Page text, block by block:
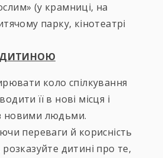
(у крамниці, на
парку, кінотеатрі
ДИТИНОЮ
коло спілкування
її в нові місця і
новими людьми.
переваги й корисність
розказуйте дитині про те,